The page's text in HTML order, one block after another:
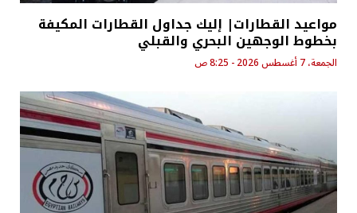
مواعيد القطارات| إليك جداول القطارات المكيفة
بخطوط الوجهين البحري والقبلي
الجمعة، 7 أغسطس 2026 - 8:25 ص